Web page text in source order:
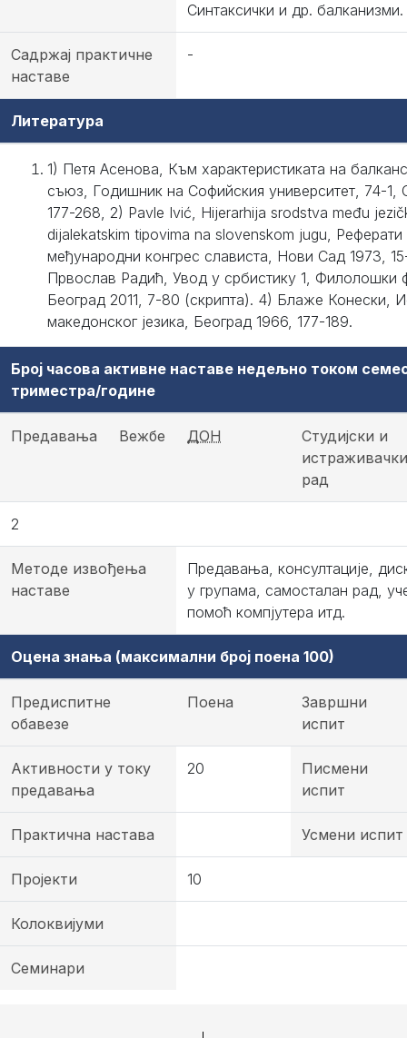
Синтаксички и др. балканизми.
Садржај практичне
наставе
-
Литература
1) Петя Асенова, Към характеристиката на
съюз, Годишник на Софийския университет, 74-1,
177-268, 2) Pavle Ivić, Hijerarhija srodstva među
dijalekatskim tipovima na slovenskom jugu, Реферати
међународни конгрес слависта, Нови Сад 1973,
Првослав Радић, Увод у србистику 1, Филолошки
Београд 2011, 7-80 (скрипта). 4) Блаже Конески,
македонског језика, Београд 1966, 177-189.
Број часова активне наставе недељно током
триместра/године
Предавања Вежбе ДОН
Студијски и
истраживачки
рад
2
Методе извођења
наставе
Предавања, консултације,
у групама, самосталан рад,
помоћ компјутера итд.
Оцена знања (максимални број поена 100)
Предиспитне
обавезе
Поена
Завршни
испит
Активности у току
предавања
20
Писмени
испит
Практична настава Усмени испит
Пројекти 10
Колоквијуми
Семинари